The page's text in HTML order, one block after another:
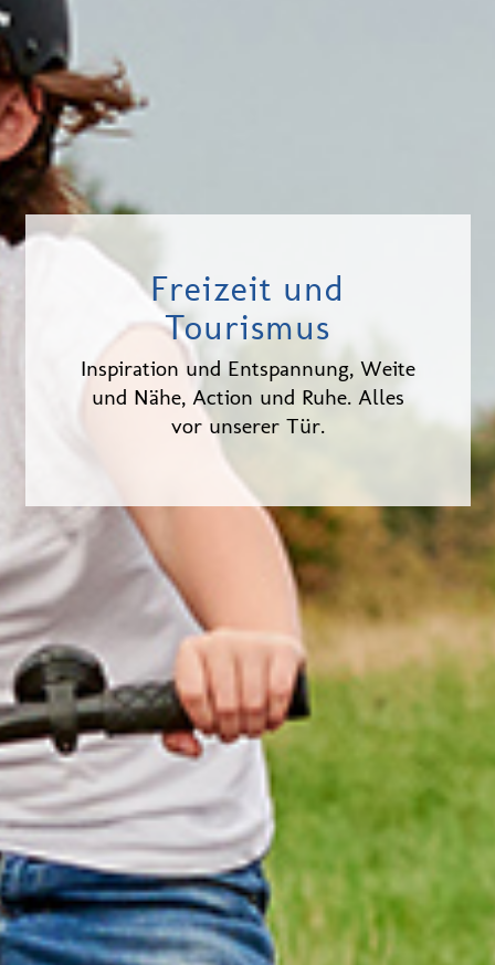
Freizeit und
Tourismus
Inspiration und Entspannung, Weite
und Nähe, Action und Ruhe. Alles
vor unserer Tür.